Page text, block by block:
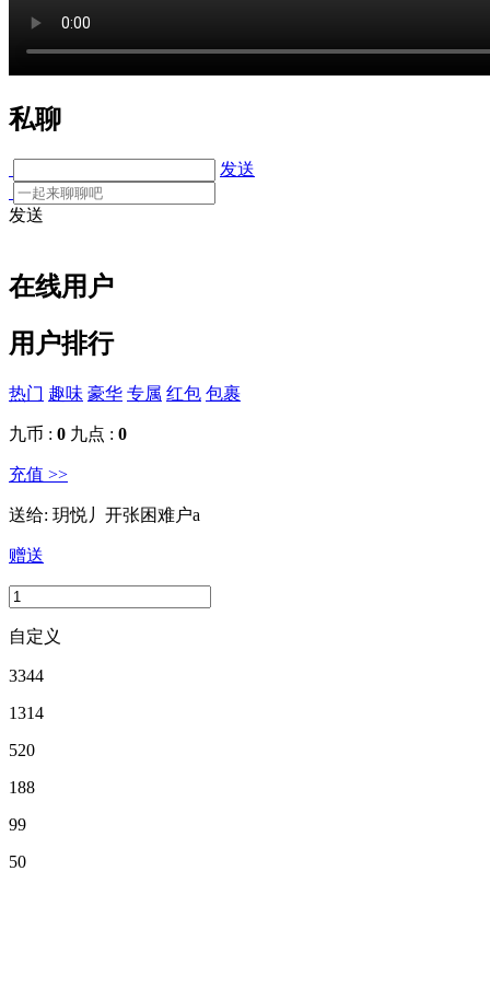
私聊
发送
发送
在线用户
用户排行
热门 趣味 豪华 专属 红包 包裹
九币 : 0 九点 : 0
充值 >>
送给: 玥悦丿开张困难户a
赠送
自定义
3344
1314
520
188
99
50